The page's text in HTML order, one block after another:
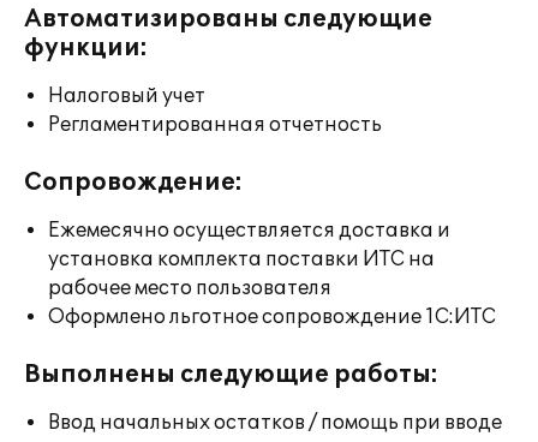
Автоматизированы следующие
функции:
Налоговый учет
Регламентированная отчетность
Сопровождение:
Ежемесячно осуществляется доставка и
установка комплекта поставки ИТС на
рабочее место пользователя
Оформлено льготное сопровождение 1С:ИТС
Выполнены следующие работы:
Ввод начальных остатков / помощь при вводе